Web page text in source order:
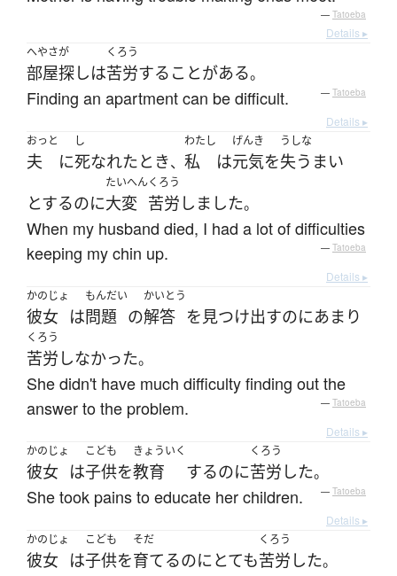
— Tatoeba
Details ▸
へやさが
部屋探しは
くろう
苦労する ことがある。
Finding an apartment can be difficult. — Tatoeba
Details ▸
おっと
夫 に
し
死なれたとき、
わたし
私 は
げんき
元気を
うしな
失う まい
とするのに
たいへん
大変
くろう
苦労 しました。
When my husband died, I had a lot of difficulties
keeping my chin up.
— Tatoeba
Details ▸
かのじょ
彼女 は
もんだい
問題 の
かいとう
解答 を見つけ出すのにあまり
くろう
苦労 しなかった。
She didn't have much difficulty finding out the
answer to the problem.
— Tatoeba
Details ▸
かのじょ
彼女 は
こども
子供を
きょういく
教育 するのに
くろう
苦労 した。
She took pains to educate her children. — Tatoeba
Details ▸
かのじょ
彼女 は
こども
子供を
そだ
育てるのにとても
くろう
苦労 した。